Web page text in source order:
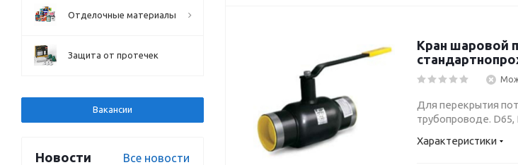
Кран шаровой
Для перекрытия
трубопроводе.
Характеристики
Отделочные материалы
Защита от протечек
Вакансии
Новости Все новости